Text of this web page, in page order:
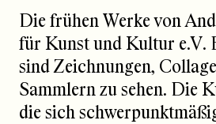
Die frühen Werke von
für Kunst und Kultur e.V.
sind Zeichnungen,
Sammlern zu sehen. Die
die sich